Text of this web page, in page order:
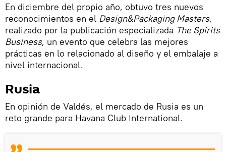
En diciembre del propio año, obtuvo tres nuevos
reconocimientos en el Design&Packaging Masters,
realizado por la publicación especializada The Spirits
Business, un evento que celebra las mejores
prácticas en lo relacionado al diseño y el embalaje a
nivel internacional.
Rusia
En opinión de Valdés, el mercado de Rusia es un
reto grande para Havana Club International.